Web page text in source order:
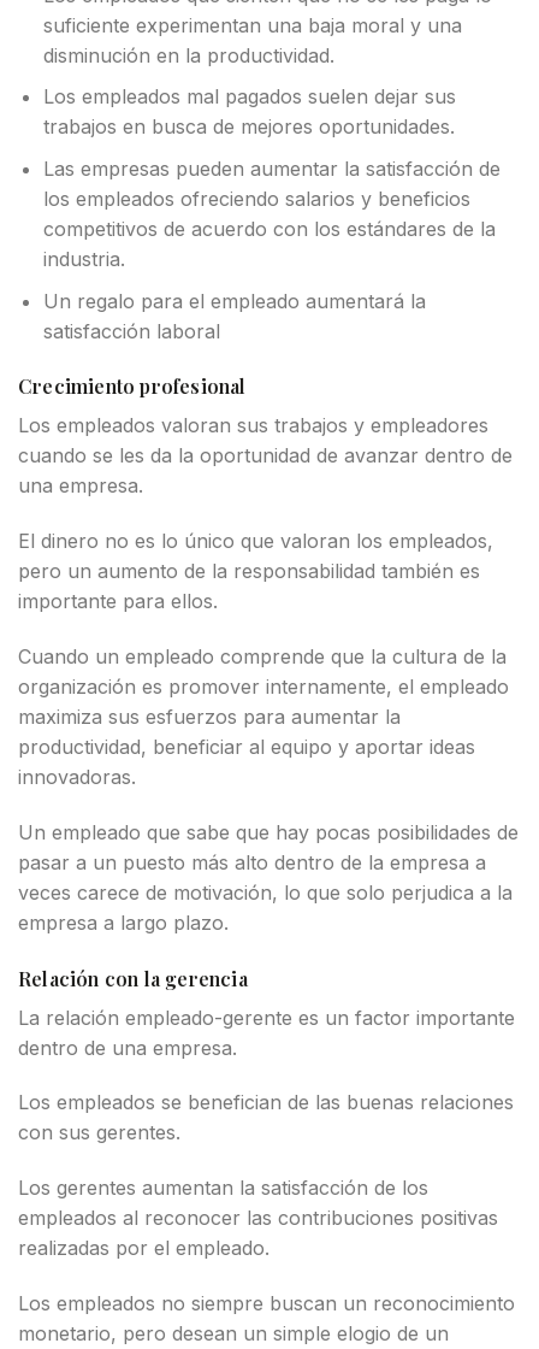
suficiente experimentan una baja moral y una
disminución en la productividad.
Los empleados mal pagados suelen dejar sus
trabajos en busca de mejores oportunidades.
Las empresas pueden aumentar la satisfacción de
los empleados ofreciendo salarios y beneficios
competitivos de acuerdo con los estándares de la
industria.
Un regalo para el empleado aumentará la
satisfacción laboral
Crecimiento profesional
Los empleados valoran sus trabajos y empleadores
cuando se les da la oportunidad de avanzar dentro de
una empresa.
El dinero no es lo único que valoran los empleados,
pero un aumento de la responsabilidad también es
importante para ellos.
Cuando un empleado comprende que la cultura de la
organización es promover internamente, el empleado
maximiza sus esfuerzos para aumentar la
productividad, beneficiar al equipo y aportar ideas
innovadoras.
Un empleado que sabe que hay pocas posibilidades de
pasar a un puesto más alto dentro de la empresa a
veces carece de motivación, lo que solo perjudica a la
empresa a largo plazo.
Relación con la gerencia
La relación empleado-gerente es un factor importante
dentro de una empresa.
Los empleados se benefician de las buenas relaciones
con sus gerentes.
Los gerentes aumentan la satisfacción de los
empleados al reconocer las contribuciones positivas
realizadas por el empleado.
Los empleados no siempre buscan un reconocimiento
monetario, pero desean un simple elogio de un